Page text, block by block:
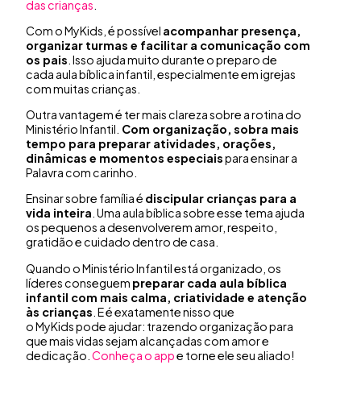
das crianças
Com o MyKids, é possível acompanhar presença,
organizar turmas e facilitar a comunicação com
os pais . Isso ajuda muito durante o preparo de
cada aula bíblica infantil, especialmente em igrejas
com muitas crianças.
Outra vantagem é ter mais clareza sobre a rotina do
Ministério Infantil. Com organização, sobra mais
tempo para preparar atividades, orações,
dinâmicas e momentos especiaispara ensinar a
Palavra com carinho.
Ensinar sobre família é discipular crianças para a
vida inteira . Uma aula bíblica sobre esse tema ajuda
os pequenos a desenvolverem amor, respeito,
gratidão e cuidado dentro de casa.
Quando o Ministério Infantil está organizado, os
líderes conseguem preparar cada aula bíblica
infantil com mais calma, criatividade e atenção
às crianças . E é exatamente nisso que
o MyKids pode ajudar: trazendo organização para
que mais vidas sejam alcançadas com amor e
dedicação. Conheça o appe torne ele seu aliado!